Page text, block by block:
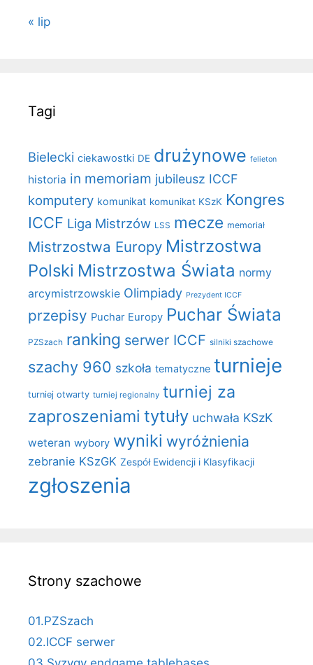
« lip
Tagi
Bielecki ciekawostki DE drużynowe felieton
historia in memoriam jubileusz ICCF
komputery komunikat komunikat KSzK Kongres
ICCF Liga Mistrzów LSS mecze memoriał
Mistrzostwa Europy Mistrzostwa
Polski Mistrzostwa Świata normy
arcymistrzowskie Olimpiady Prezydent ICCF
przepisy Puchar Europy Puchar Świata
PZSzach ranking serwer ICCF silniki szachowe
szachy 960 szkoła tematyczne turnieje
turniej otwarty turniej regionalny turniej za
zaproszeniami tytuły uchwała KSzK
weteran wybory wyniki wyróżnienia
zebranie KSzGK Zespół Ewidencji i Klasyfikacji
zgłoszenia
Strony szachowe
01.PZSzach
02.ICCF serwer